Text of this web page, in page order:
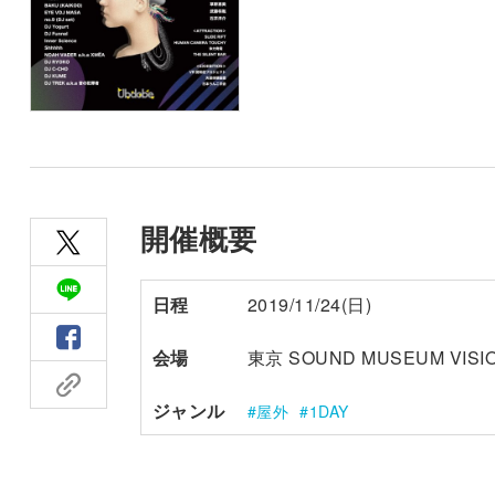
開催概要
日程 2019/11/24(日)
会場 東京 SOUND MUSEUM
ジャンル 屋外 1DAY